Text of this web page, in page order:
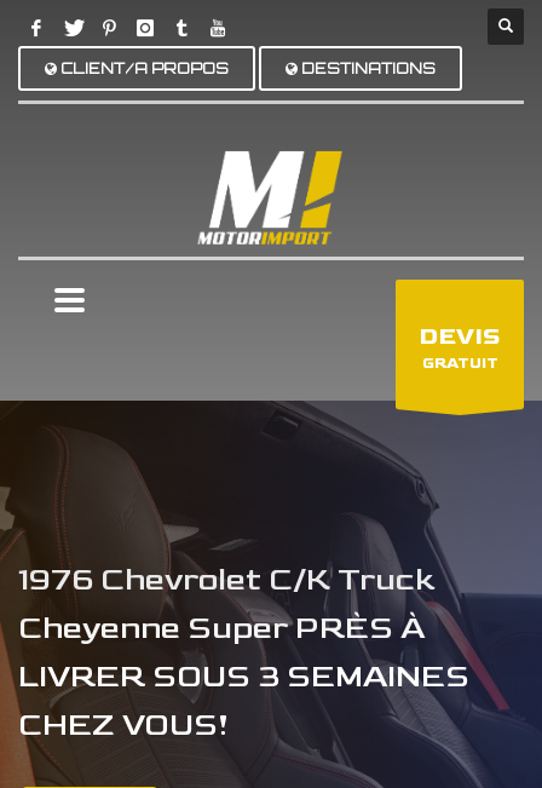
CLIENT/A PROPOS DESTINATIONS
DEVIS
GRATUIT
1976 Chevrolet C/K Truck
Cheyenne Super PRÈS À
LIVRER SOUS 3 SEMAINES
CHEZ VOUS!